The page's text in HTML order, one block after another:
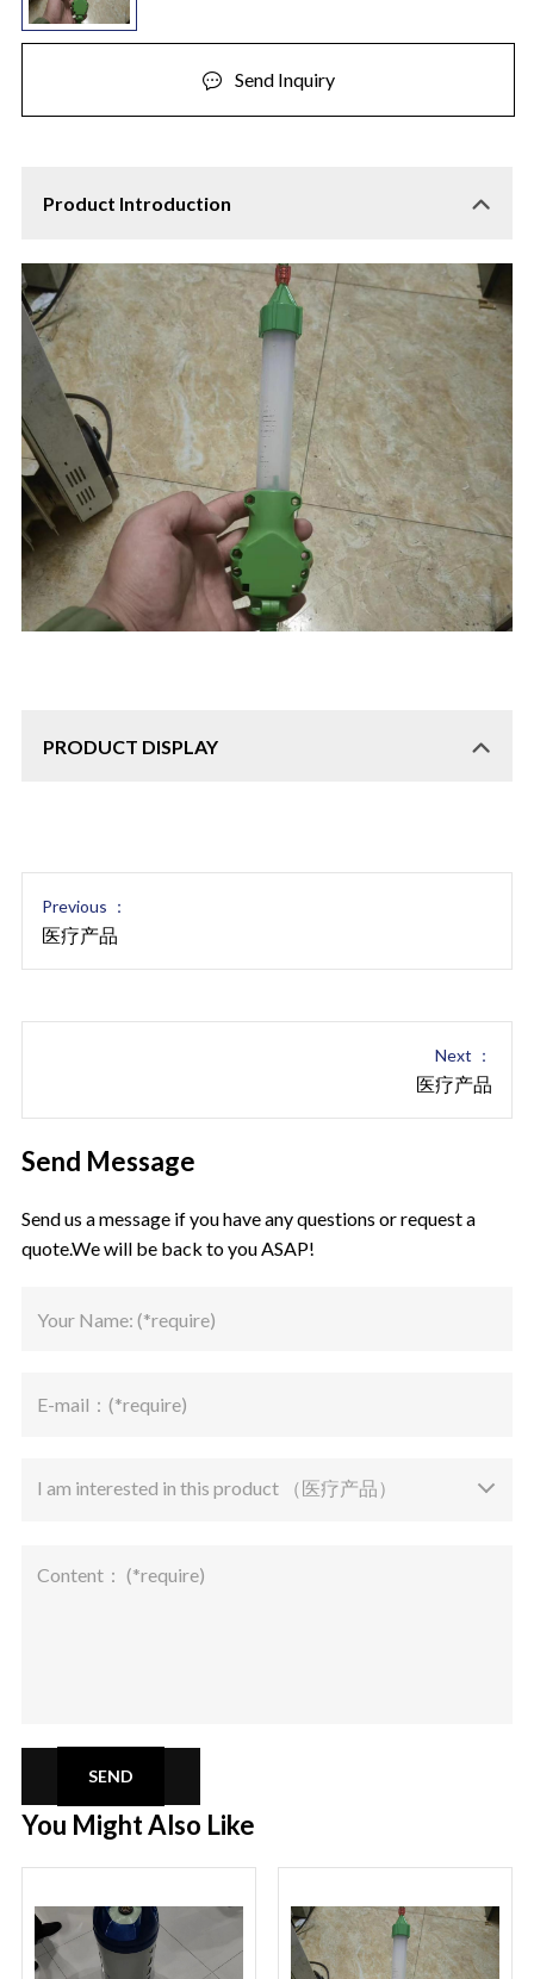
Send Inquiry
Product Introduction
PRODUCT DISPLAY
Previous ：
医疗产品
Next ：
医疗产品
Send Message
Send us a message if you have any questions or request a
quote.We will be back to you ASAP!
SEND
You Might Also Like